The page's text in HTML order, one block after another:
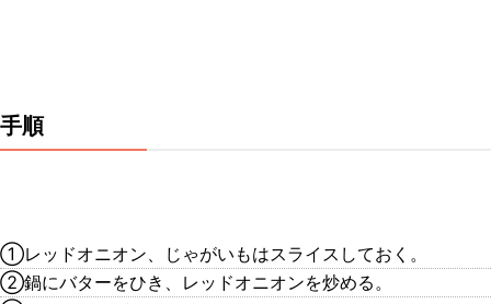
手順
①レッドオニオン、じゃがいもはスライスしておく。
②鍋にバターをひき、レッドオニオンを炒める。